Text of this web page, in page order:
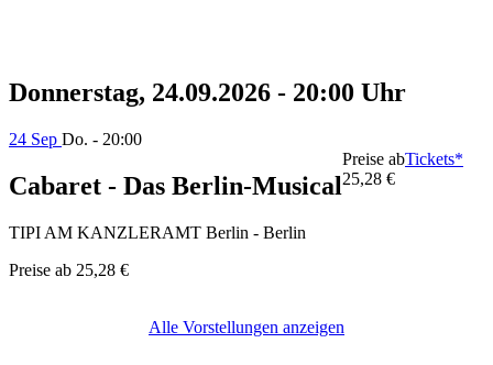
Donnerstag, 24.09.2026 - 20:00 Uhr
24 Sep Do. - 20:00
Cabaret - Das Berlin-Musical
TIPI AM KANZLERAMT Berlin - Berlin
Preise ab 25,28 €
Preise ab
25,28 €
Tickets*
Alle Vorstellungen anzeigen